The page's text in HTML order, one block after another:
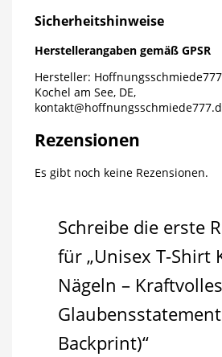
Sicherheitshinweise
Herstellerangaben gemäß GPSR
Hersteller:
Kochel am See, DE,
Rezensionen
Es gibt noch keine Rezensionen.
Schreibe die erste
für „Unisex T-Shirt
Nägeln – Kraftvolles
Backprint)“